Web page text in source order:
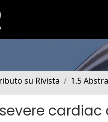
su Rivista 1.5